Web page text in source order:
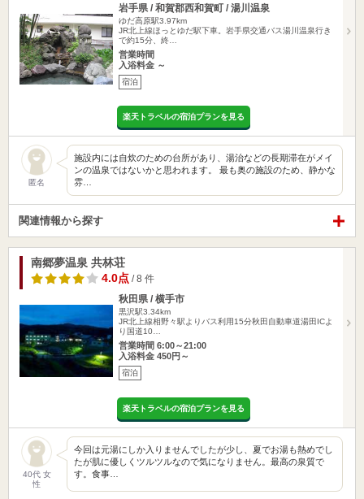
岩手県 / 和賀郡西和賀町 / 湯川温泉
ゆだ高原駅3.97km
JR北上線ほっとゆだ駅下車。岩手県交通バス湯川温泉行き
で約15分、終…
営業時間
入浴料金 ～
宿泊
楽天トラベルの宿泊プランを見る
匿名
施設内には自炊のための台所があり、湯治などの長期滞在がメイ
ンの温泉ではないかと思われます。 最も奥の施設のため、静かな
雰…
関連情報から探す
南郷夢温泉 共林荘
4.0点 / 8 件
秋田県 / 横手市
黒沢駅3.34km
JR北上線相野々駅よりバス利用15分秋田自動車道湯田ICよ
り国道10…
営業時間 6:00～21:00
入浴料金 450円～
宿泊
楽天トラベルの宿泊プランを見る
40代 女
性
今回は元湯にしか入りませんでしたが少し、夏でお湯も熱めでし
たが肌に優しくツルツルなので気になりません。最高の泉質で
す。食事…